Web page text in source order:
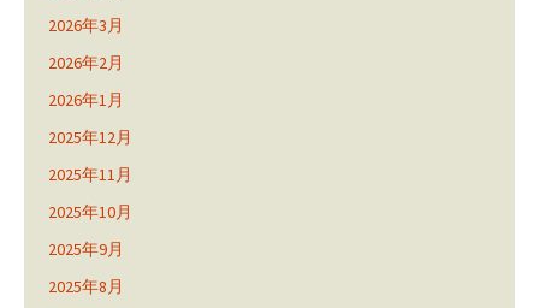
2026年3月
2026年2月
2026年1月
2025年12月
2025年11月
2025年10月
2025年9月
2025年8月